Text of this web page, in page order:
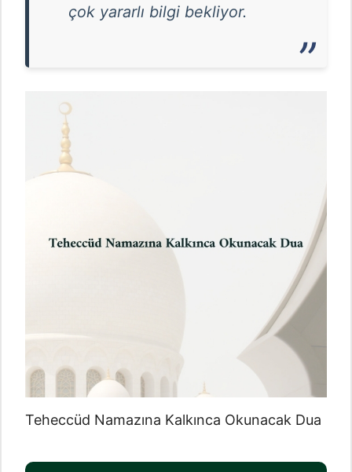
çok yararlı bilgi bekliyor.
Teheccüd Namazına Kalkınca Okunacak Dua